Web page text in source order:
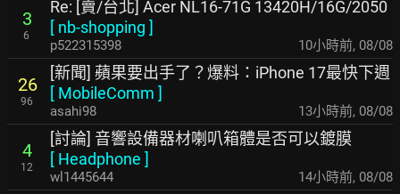
3
6
Re: [賣/台北] Acer NL16-71G 13420H/16G/2050
[ nb-shopping ]
p522315398 10小時前, 08/08
26
96
[新聞] 蘋果要出手了？爆料：iPhone 17最快下週
[ MobileComm ]
asahi98 13小時前, 08/08
4
12
[討論] 音響設備器材喇叭箱體是否可以鍍膜
[ Headphone ]
wl1445644 14小時前, 08/08